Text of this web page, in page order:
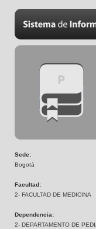
Sede:
Bogotá
Facultad:
2- FACULTAD DE MEDICINA
Dependencia:
2- DEPARTAMENTO DE